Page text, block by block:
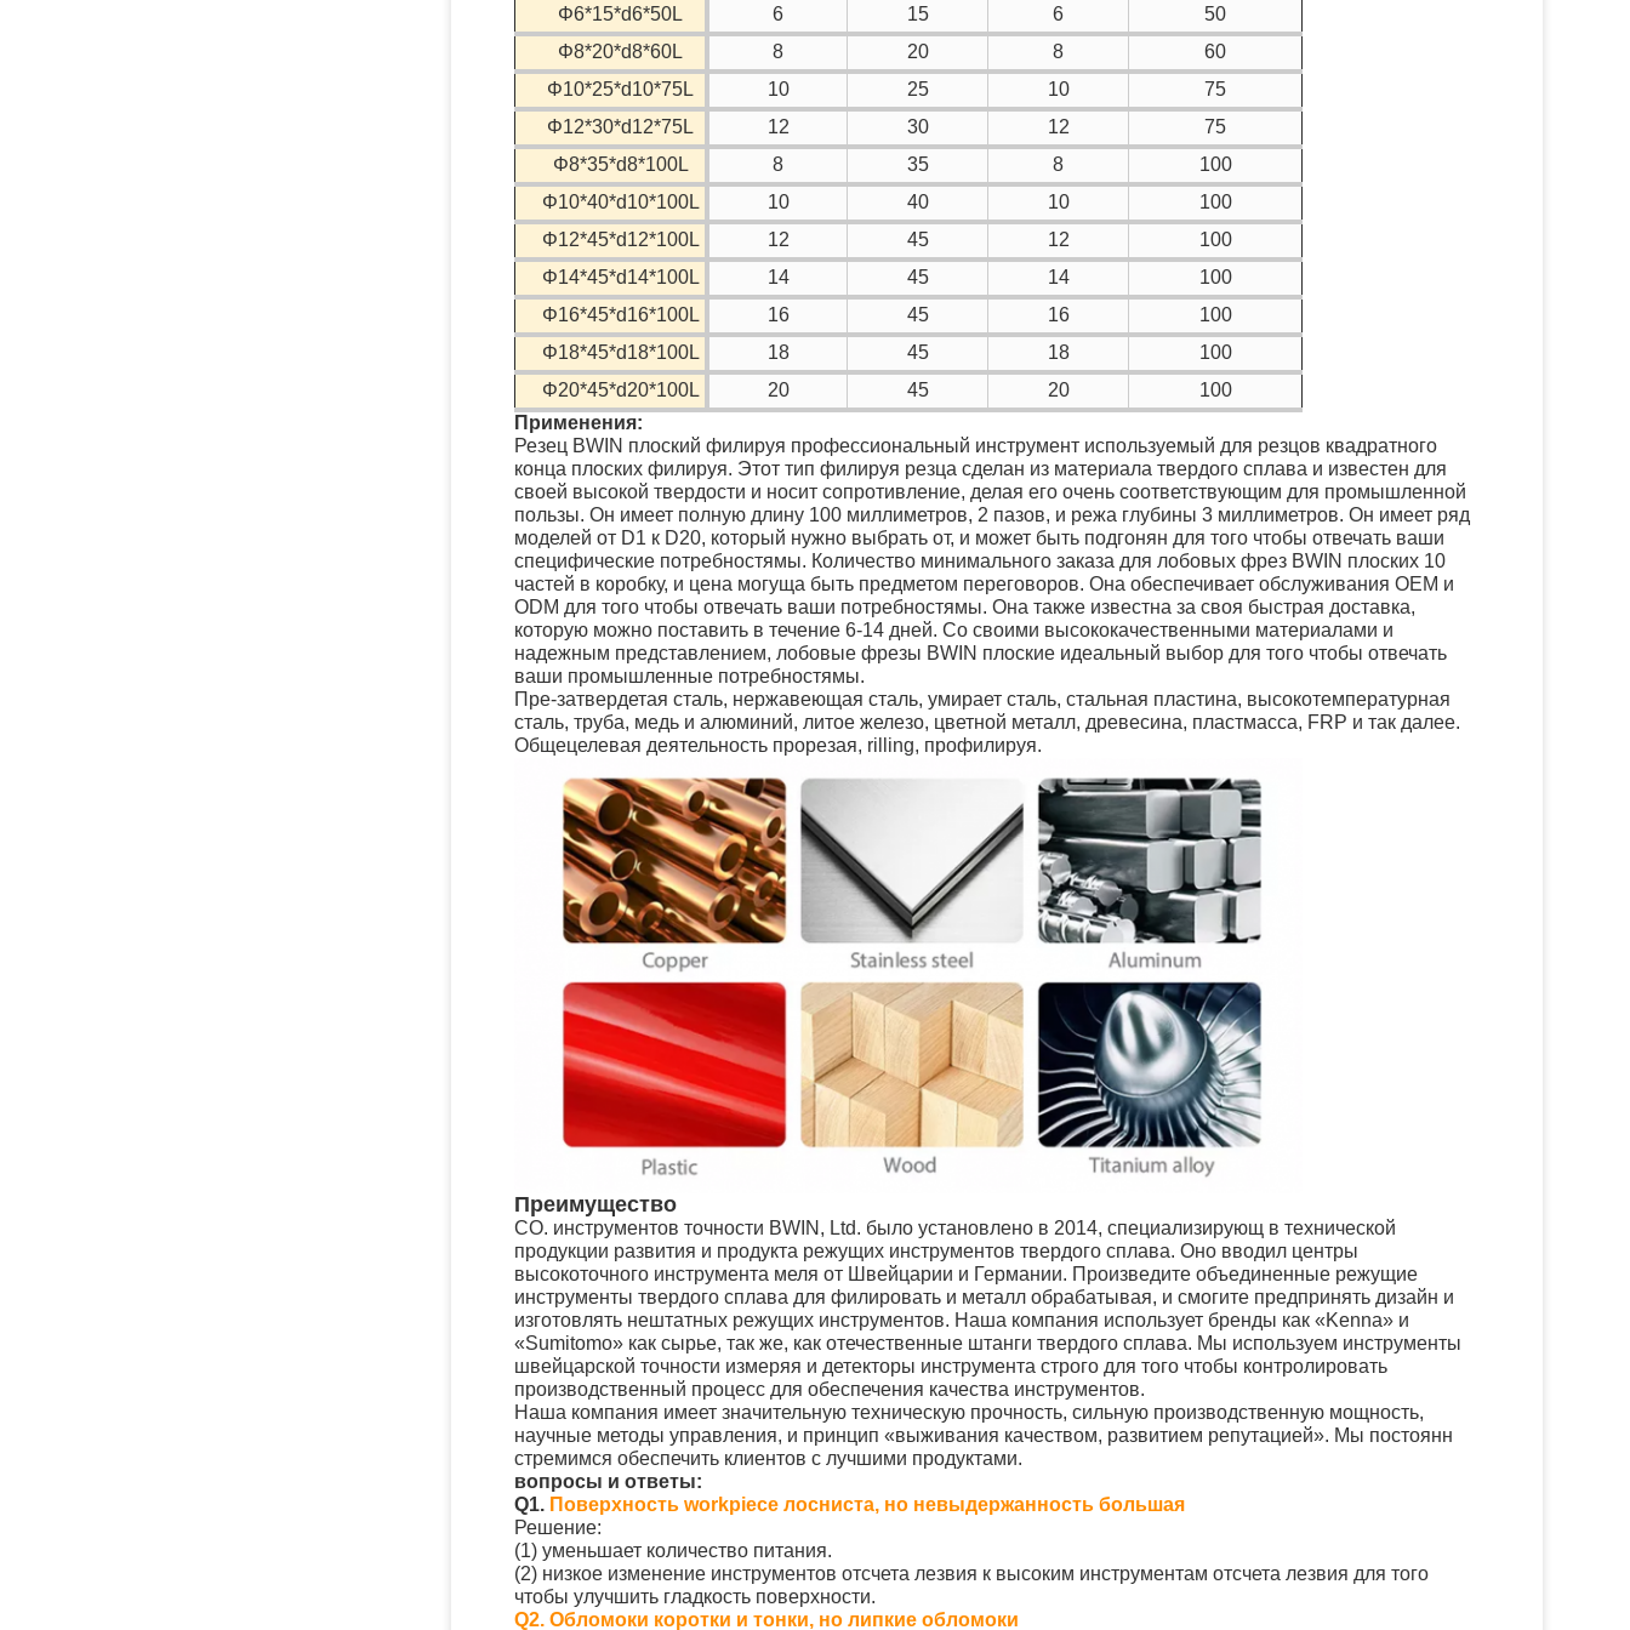
Φ6*15*d6*50L
6 15 6
50
Φ8*20*d8*60L
8 20 8
60
Φ10*25*d10*75L
10 25 10
75
Φ12*30*d12*75L
12 30 12
75
Φ8*35*d8*100L
8 35 8
100
Φ10*40*d10*100L
10 40 10
100
Φ12*45*d12*100L
12 45 12
100
Φ14*45*d14*100L
14 45 14
100
Φ16*45*d16*100L
16 45 16
100
Φ18*45*d18*100L
18 45 18
100
Φ20*45*d20*100L
20 45 20
100
Применения:
Резец BWIN плоский филируя профессиональный инструмент используемый для резцов квадратного
конца плоских филируя. Этот тип филируя резца сделан из материала твердого сплава и известен для
своей высокой твердости и носит сопротивление, делая его очень соответствующим для промышленной
пользы. Он имеет полную длину 100 миллиметров, 2 пазов, и режа глубины 3 миллиметров. Он имеет ряд
моделей от D1 к D20, который нужно выбрать от, и может быть подгонян для того чтобы отвечать ваши
специфические потребностямы. Количество минимального заказа для лобовых фрез BWIN плоских 10
частей в коробку, и цена могуща быть предметом переговоров. Она обеспечивает обслуживания OEM и
ODM для того чтобы отвечать ваши потребностямы. Она также известна за своя быстрая доставка,
которую можно поставить в течение 6-14 дней. Со своими высококачественными материалами и
надежным представлением, лобовые фрезы BWIN плоские идеальный выбор для того чтобы отвечать
ваши промышленные потребностямы.
Пре-затвердетая сталь, нержавеющая сталь, умирает сталь, стальная пластина, высокотемпературная
сталь, труба, медь и алюминий, литое железо, цветной металл, древесина, пластмасса, FRP и так далее.
Общецелевая деятельность прорезая, rilling, профилируя.
Преимущество
CO. инструментов точности BWIN, Ltd. было установлено в 2014, специализирующ в технической
продукции развития и продукта режущих инструментов твердого сплава. Оно вводил центры
высокоточного инструмента меля от Швейцарии и Германии. Произведите объединенные режущие
инструменты твердого сплава для филировать и металл обрабатывая, и смогите предпринять дизайн и
изготовлять нештатных режущих инструментов. Наша компания использует бренды как «Kenna» и
«Sumitomo» как сырье, так же, как отечественные штанги твердого сплава. Мы используем инструменты
швейцарской точности измеряя и детекторы инструмента строго для того чтобы контролировать
производственный процесс для обеспечения качества инструментов.
Наша компания имеет значительную техническую прочность, сильную производственную мощность,
научные методы управления, и принцип «выживания качеством, развитием репутацией». Мы постоянн
стремимся обеспечить клиентов с лучшими продуктами.
вопросы и ответы:
Q1. Поверхность workpiece лосниста, но невыдержанность большая
Решение:
(1) уменьшает количество питания.
(2) низкое изменение инструментов отсчета лезвия к высоким инструментам отсчета лезвия для того
чтобы улучшить гладкость поверхности.
Q2. Обломоки коротки и тонки, но липкие обломоки